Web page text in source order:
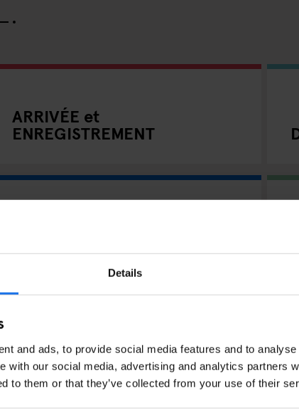
Details
and ads, to provide social media features and to
with our social media, advertising and analytics partners
to them or that they’ve collected from your use of their
ARRIVÉE et
ENREGISTREMENT